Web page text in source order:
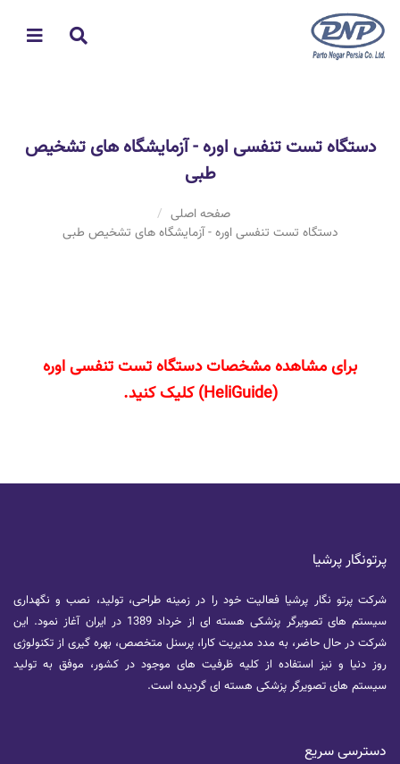
دستگاه تست تنفسی اوره - آزمایشگاه های تشخیص
طبی
صفحه اصلی
دستگاه تست تنفسی اوره - آزمایشگاه های تشخیص طبی
برای مشاهده مشخصات دستگاه تست تنفسی اوره
(
HeliGuide) کلیک کنید.
پرتونگار پرشیا
شرکت پرتو نگار پرشیا فعالیت خود را در زمینه طراحی، تولید، نصب و نگهداری
سیستم های تصویرگر پزشکی هسته ای از خرداد 1389 در ایران آغاز نمود. این
شرکت در حال حاضر، به مدد مدیریت کارا، پرسنل متخصص، بهره گیری از تکنولوژی
روز دنیا و نیز استفاده از کلیه ظرفیت های موجود در کشور، موفق به تولید
سیستم های تصویرگر پزشکی هسته ای گردیده است.
دسترسی سریع